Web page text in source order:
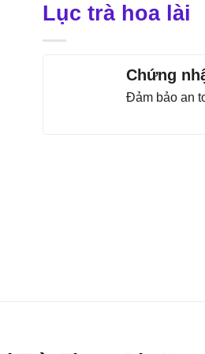
Lục trà hoa lài
Chứng
Đảm bảo an